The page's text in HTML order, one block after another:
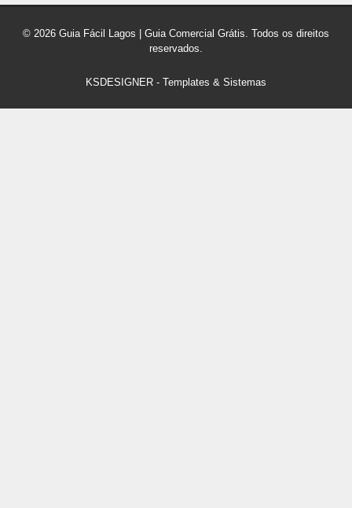
© 2026 Guia Fácil Lagos | Guia Comercial Grátis. Todos os direitos
reservados.
KSDESIGNER - Templates & Sistemas